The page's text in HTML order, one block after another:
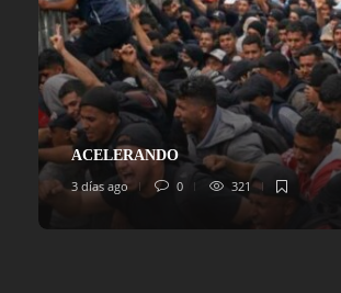
ACELERANDO
3 días ago
0 321